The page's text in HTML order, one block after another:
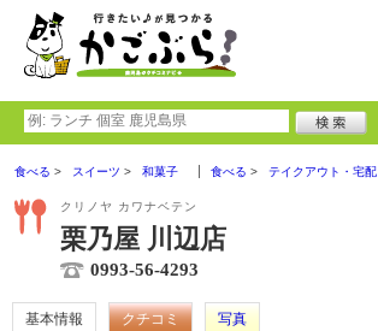
食べる スイーツ 和菓子 食べる テイクアウト・宅配
クリノヤ カワナベテン
栗乃屋 川辺店
0993-56-4293
基本情報 クチコミ
写真